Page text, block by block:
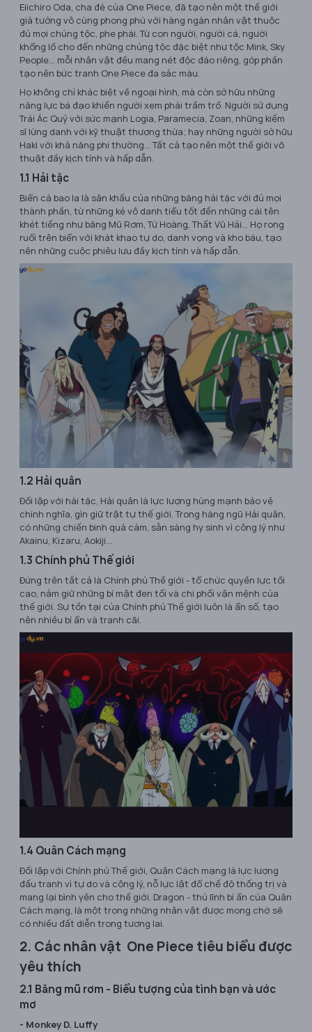
Eiichiro Oda, cha đẻ của One Piece, đã tạo nên một thế giới
giả tưởng vô cùng phong phú với hàng ngàn nhân vật thuộc
đủ mọi chủng tộc, phe phái. Từ con người, người cá, người
khổng lồ cho đến những chủng tộc đặc biệt như tộc Mink, Sky
People... mỗi nhân vật đều mang nét độc đáo riêng, góp phần
tạo nên bức tranh One Piece đa sắc màu.
Họ không chỉ khác biệt về ngoại hình, mà còn sở hữu những
năng lực bá đạo khiến người xem phải trầm trồ. Người sử dụng
Trái Ác Quỷ với sức mạnh Logia, Paramecia, Zoan, những kiếm
sĩ lừng danh với kỹ thuật thượng thừa; hay những người sở hữu
Haki với khả năng phi thường... Tất cả tạo nên một thế giới võ
thuật đầy kịch tính và hấp dẫn.
1.1 Hải tặc
Biển cả bao la là sân khấu của những băng hải tặc với đủ mọi
thành phần, từ những kẻ vô danh tiểu tốt đến những cái tên
khét tiếng như băng Mũ Rơm, Tứ Hoàng, Thất Vũ Hải... Họ rong
ruổi trên biển với khát khao tự do, danh vọng và kho báu, tạo
nên những cuộc phiêu lưu đầy kịch tính và hấp dẫn.
1.2 Hải quân
Đối lập với hải tặc, Hải quân là lực lượng hùng mạnh bảo vệ
chính nghĩa, gìn giữ trật tự thế giới. Trong hàng ngũ Hải quân,
có những chiến binh quả cảm, sẵn sàng hy sinh vì công lý như
Akainu, Kizaru, Aokiji...
1.3 Chính phủ Thế giới
Đứng trên tất cả là Chính phủ Thế giới - tổ chức quyền lực tối
cao, nắm giữ những bí mật đen tối và chi phối vận mệnh của
thế giới. Sự tồn tại của Chính phủ Thế giới luôn là ẩn số, tạo
nên nhiều bí ẩn và tranh cãi.
1.4 Quân Cách mạng
Đối lập với Chính phủ Thế giới, Quân Cách mạng là lực lượng
đấu tranh vì tự do và công lý, nỗ lực lật đổ chế độ thống trị và
mang lại bình yên cho thế giới. Dragon - thủ lĩnh bí ẩn của Quân
Cách mạng, là một trong những nhân vật được mong chờ sẽ
có nhiều đất diễn trong tương lai.
2. Các nhân vật One Piece tiêu biểu được
yêu thích
2.1 Băng mũ rơm - Biểu tượng của tình bạn và ước
mơ
- Monkey D. Luffy